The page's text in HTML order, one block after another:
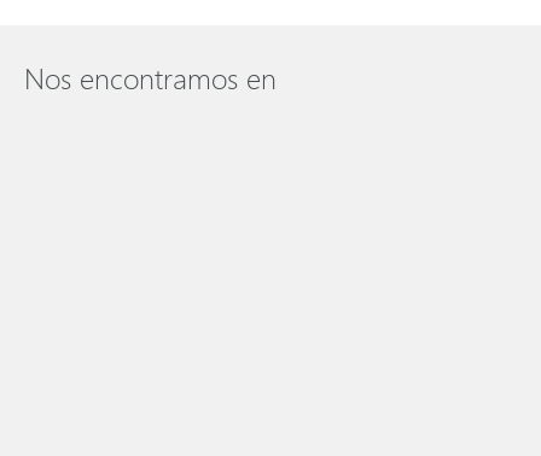
Nos encontramos en